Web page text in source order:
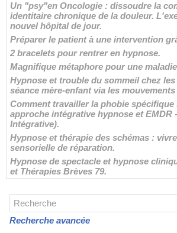
Un "psy"en Oncologie : dissoudre la
identitaire chronique de la douleur.
nouvel hôpital de jour.
Préparer le patient à une intervention
2 bracelets pour rentrer en hypnose.
Magnifique métaphore pour une
Hypnose et trouble du sommeil chez
séance mère-enfant via les
Comment travailler la phobie spécifique
approche intégrative hypnose et EMDR
Intégrative).
Hypnose et thérapie des schémas :
sensorielle de réparation.
Hypnose de spectacle et hypnose
et Thérapies Brèves 79.
Recherche avancée